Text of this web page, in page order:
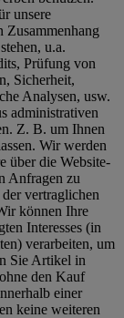
unsere
Zusammenhang
u.a.
Prüfung von
Sicherheit,
Analysen, usw.
administrativen
Z. B. um Ihnen
Wir werden
über die Website-
Anfragen zu
vertraglichen
können Ihre
Interesses (in
verarbeiten, um
Sie Artikel in
den Kauf
einer
keine weiteren